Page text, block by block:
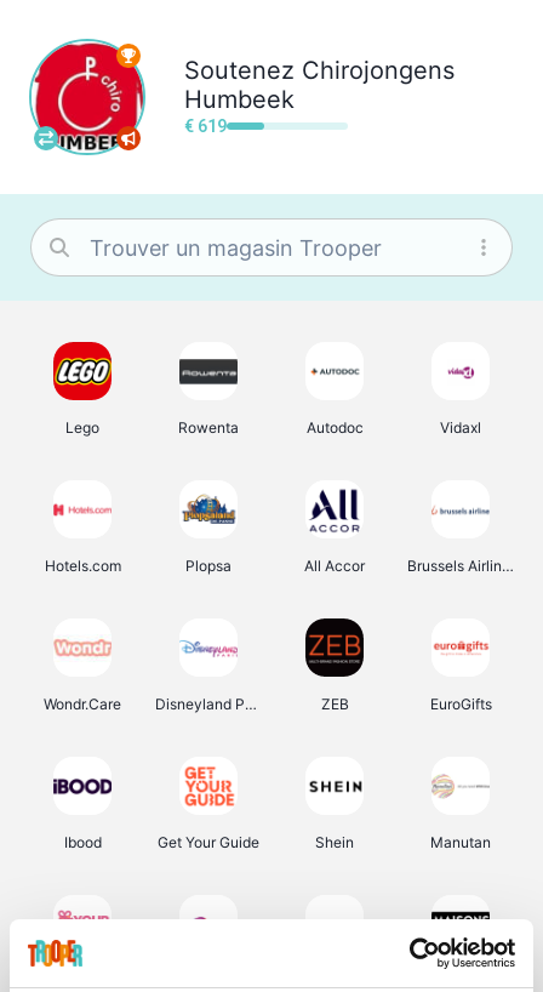
Soutenez Chirojongens
Humbeek
€ 619
Lego Rowenta Autodoc Vidaxl
Hotels.com Plopsa All Accor Brussels Airlines
Wondr.Care Disneyland Paris ZEB EuroGifts
Ibood Get Your Guide Shein Manutan